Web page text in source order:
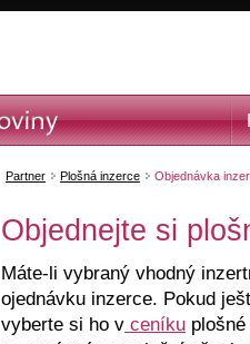
Partner Plošná inzerce Objednávka
Objednejte si
Máte-li vybraný vhodný
ojednávku inzerce. Pokud
vyberte si ho v ceníku